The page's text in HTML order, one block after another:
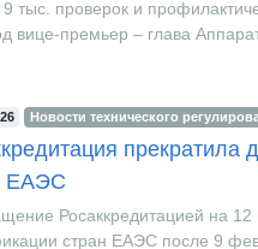
тыс. проверок и
вице-премьер – глава
Новости технического
прекратила
ЕАЭС
Росаккредитацией на
стран ЕАЭС после 9